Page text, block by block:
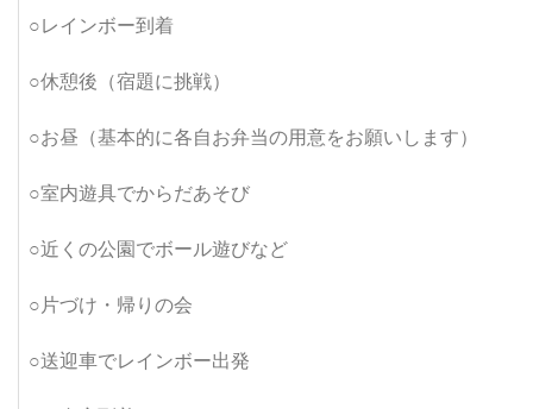
○レインボー到着
○休憩後（宿題に挑戦）
○お昼（基本的に各自お弁当の用意をお願いします）
○室内遊具でからだあそび
○近くの公園でボール遊びなど
○片づけ・帰りの会
○送迎車でレインボー出発